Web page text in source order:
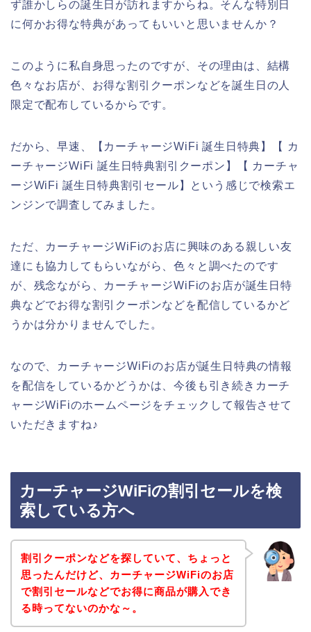
ず誰かしらの誕生日が訪れますからね。そんな特別日
に何かお得な特典があってもいいと思いませんか？
このように私自身思ったのですが、その理由は、結構
色々なお店が、お得な割引クーポンなどを誕生日の人
限定で配布しているからです。
だから、早速、【カーチャージWiFi 誕生日特典】【 カ
ーチャージWiFi 誕生日特典割引クーポン】【 カーチャ
ージWiFi 誕生日特典割引セール】という感じで検索エ
ンジンで調査してみました。
ただ、カーチャージWiFiのお店に興味のある親しい友
達にも協力してもらいながら、色々と調べたのです
が、残念ながら、カーチャージWiFiのお店が誕生日特
典などでお得な割引クーポンなどを配信しているかど
うかは分かりませんでした。
なので、カーチャージWiFiのお店が誕生日特典の情報
を配信をしているかどうかは、今後も引き続きカーチ
ャージWiFiのホームページをチェックして報告させて
いただきますね♪
カーチャージWiFiの割引セールを検
索している方へ
割引クーポンなどを探していて、ちょっと
思ったんだけど、カーチャージWiFiのお店
で割引セールなどでお得に商品が購入でき
る時ってないのかな～。